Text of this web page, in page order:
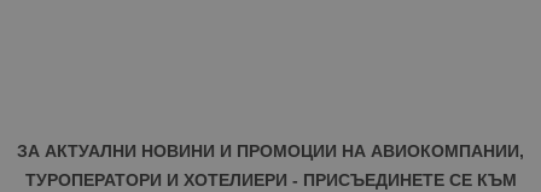
ЗА АКТУАЛНИ НОВИНИ И ПРОМОЦИИ НА АВИОКОМПАНИИ,
ТУРОПЕРАТОРИ И ХОТЕЛИЕРИ - ПРИСЪЕДИНЕТЕ СЕ КЪМ